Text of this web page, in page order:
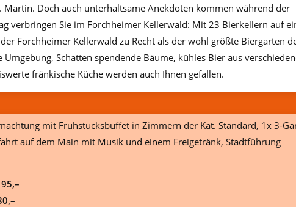
Doch auch unterhaltsame Anekdoten kommen während der
verbringen Sie im Forchheimer Kellerwald: Mit 23 Bierkellern auf
Forchheimer Kellerwald zu Recht als der wohl größte Biergarten
Schatten spendende Bäume, kühles Bier aus
fränkische Küche werden auch Ihnen gefallen.
mit Frühstücksbuffet in Zimmern der Kat. Standard, 1x 3-
auf dem Main mit Musik und einem Freigetränk, Stadtführung